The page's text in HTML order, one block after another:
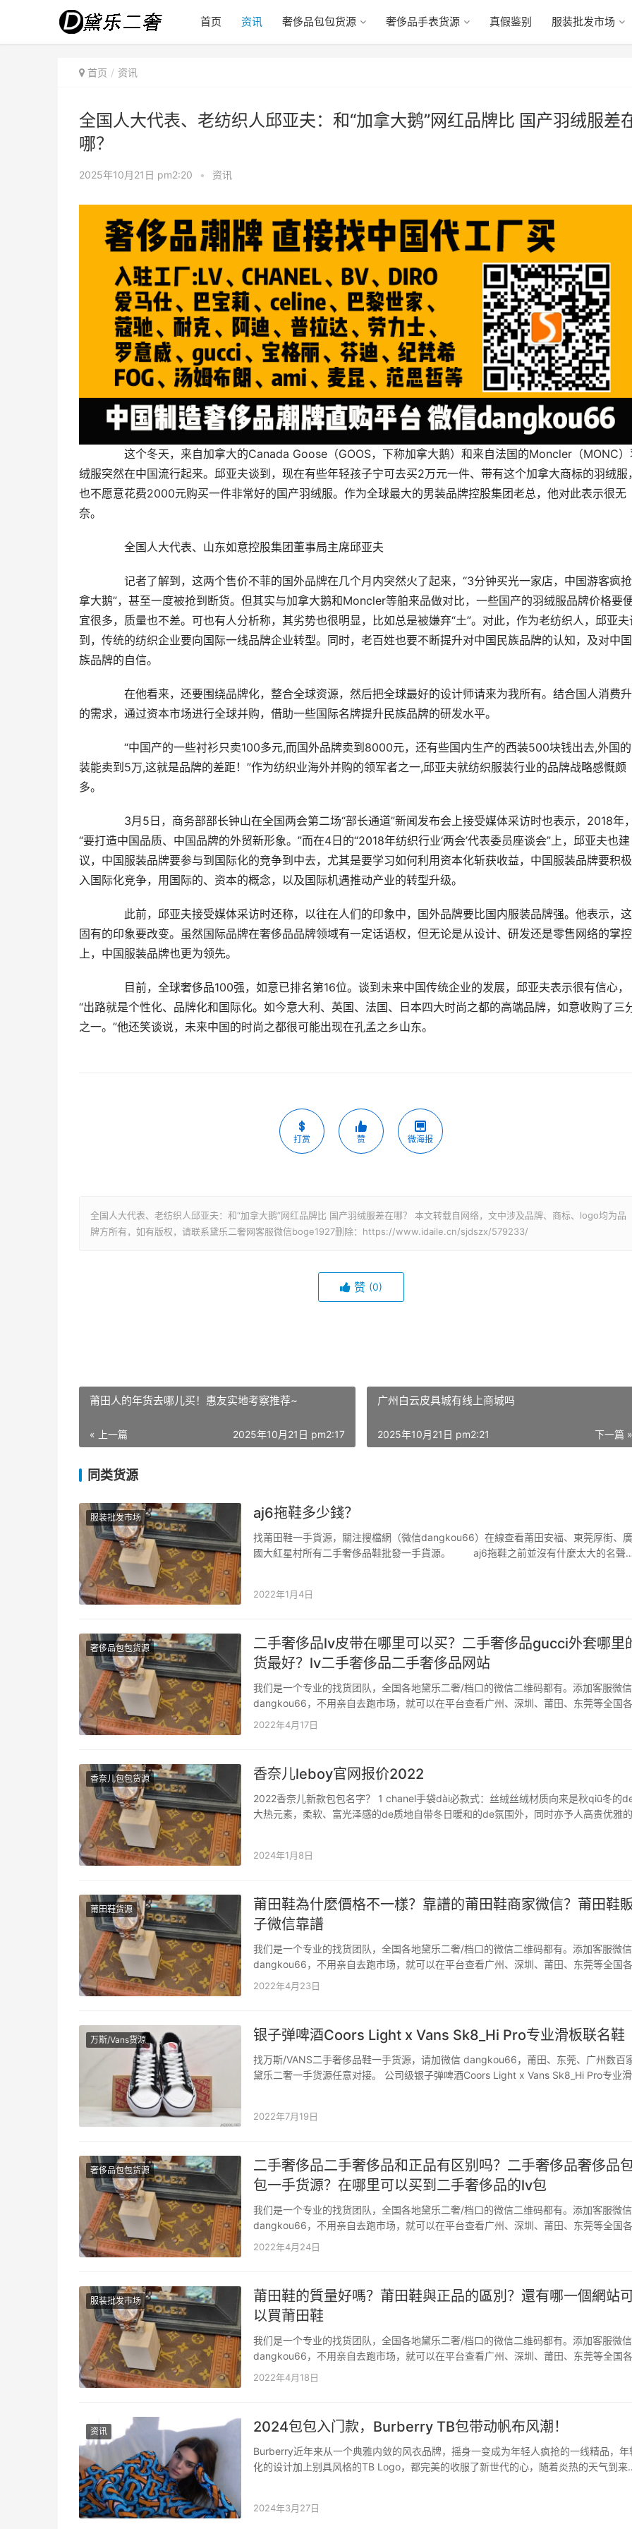
首页 资讯 奢侈品包包货源 奢侈品手表货源 真假鉴别 服装批发市场
首页 资讯
全国人大代表、老纺织人邱亚夫：和“加拿大鹅”网红品牌比 国产羽绒服差
哪？
2025年10月21日 pm2:20 • 资讯
这个冬天，来自加拿大的Canada Goose（GOOS，下称加拿大鹅）和来自法国的Moncler（MONC）
绒服突然在中国流行起来。邱亚夫谈到，现在有些年轻孩子宁可去买2万元一件、带有这个加拿大商标的羽绒服
也不愿意花费2000元购买一件非常好的国产羽绒服。作为全球最大的男装品牌控股集团老总，他对此表示很无
奈。
全国人大代表、山东如意控股集团董事局主席邱亚夫
记者了解到，这两个售价不菲的国外品牌在几个月内突然火了起来，“3分钟买光一家店，中国游客疯
拿大鹅”，甚至一度被抢到断货。但其实与加拿大鹅和Moncler等舶来品做对比，一些国产的羽绒服品牌价格要
宜很多，质量也不差。可也有人分析称，其劣势也很明显，比如总是被嫌弃“土”。对此，作为老纺织人，邱亚夫
到，传统的纺织企业要向国际一线品牌企业转型。同时，老百姓也要不断提升对中国民族品牌的认知，及对中
族品牌的自信。
在他看来，还要围绕品牌化，整合全球资源，然后把全球最好的设计师请来为我所有。结合国人消费
的需求，通过资本市场进行全球并购，借助一些国际名牌提升民族品牌的研发水平。
“中国产的一些衬衫只卖100多元,而国外品牌卖到8000元，还有些国内生产的西装500块钱出去,外国
装能卖到5万,这就是品牌的差距！”作为纺织业海外并购的领军者之一,邱亚夫就纺织服装行业的品牌战略感慨颇
多。
3月5日，商务部部长钟山在全国两会第二场“部长通道”新闻发布会上接受媒体采访时也表示，2018年
“要打造中国品质、中国品牌的外贸新形象。”而在4日的“2018年纺织行业‘两会’代表委员座谈会”上，邱亚夫也建
议，中国服装品牌要参与到国际化的竞争到中去，尤其是要学习如何利用资本化斩获收益，中国服装品牌要积
入国际化竞争，用国际的、资本的概念，以及国际机遇推动产业的转型升级。
此前，邱亚夫接受媒体采访时还称，以往在人们的印象中，国外品牌要比国内服装品牌强。他表示，
固有的印象要改变。虽然国际品牌在奢侈品品牌领域有一定话语权，但无论是从设计、研发还是零售网络的掌控
上，中国服装品牌也更为领先。
目前，全球奢侈品100强，如意已排名第16位。谈到未来中国传统企业的发展，邱亚夫表示很有信心，
“出路就是个性化、品牌化和国际化。如今意大利、英国、法国、日本四大时尚之都的高端品牌，如意收购了三
之一。”他还笑谈说，未来中国的时尚之都很可能出现在孔孟之乡山东。
打赏 赞 微海报
全国人大代表、老纺织人邱亚夫：和“加拿大鹅”网红品牌比 国产羽绒服差在哪？ 本文转载自网络，文中涉及品牌、商标、logo均为品
牌方所有，如有版权，请联系黛乐二奢网客服微信boge1927删除：https://www.idaile.cn/sjdszx/579233/
赞 (0)
莆田人的年货去哪儿买！惠友实地考察推荐~
« 上一篇 2025年10月21日 pm2:17
广州白云皮具城有线上商城吗
下一篇 »
2025年10月21日 pm2:21
同类货源
服装批发市场 aj6拖鞋多少錢？
找莆田鞋一手貨源，關注搜檔網（微信dangkou66）在線查看莆田安福、東莞厚街、
國大紅星村所有二手奢侈品鞋批發一手貨源。 aj6拖鞋之前並沒有什麼太大的名聲
2022年1月4日
奢侈品包包货源
二手奢侈品lv皮带在哪里可以买？二手奢侈品gucci外套哪里
货最好？lv二手奢侈品二手奢侈品网站
我们是一个专业的找货团队，全国各地黛乐二奢/档口的微信二维码都有。添加客服微信
dangkou66，不用亲自去跑市场，就可以在平台查看广州、深圳、莆田、东莞等全国
二手奢侈品包包、鞋子、衣服、手表的黛乐二奢一手货源，直接对接一手货源代发，一
2022年4月17日
香奈儿包包货源 香奈儿leboy官网报价2022
2022香奈儿新款包包名字？ 1 chanel手袋dài必款式：丝绒丝绒材质向来是秋qiū冬的
大热元素，柔软、富光泽感的de质地自带冬日暖和的de氛围外，同时亦予人高贵优雅的
2024年1月8日
莆田鞋货源
莆田鞋為什麼價格不一樣？靠譜的莆田鞋商家微信？莆田鞋
子微信靠譜
我们是一个专业的找货团队，全国各地黛乐二奢/档口的微信二维码都有。添加客服微信
dangkou66，不用亲自去跑市场，就可以在平台查看广州、深圳、莆田、东莞等全国
二手奢侈品包包、鞋子、衣服、手表的黛乐二奢一手货源，直接对接一手货源代发，一
2022年4月23日
万斯/Vans货源 银子弹啤酒Coors Light x Vans Sk8_Hi Pro专业滑板联名鞋
找万斯/VANS二手奢侈品鞋一手货源，请加微信 dangkou66，莆田、东莞、广州数百
黛乐二奢一手货源任意对接。 公司级银子弹啤酒Coors Light x Vans Sk8_Hi Pro专业
2022年7月19日
奢侈品包包货源
二手奢侈品二手奢侈品和正品有区别吗？二手奢侈品奢侈品
包一手货源？在哪里可以买到二手奢侈品的lv包
我们是一个专业的找货团队，全国各地黛乐二奢/档口的微信二维码都有。添加客服微信
dangkou66，不用亲自去跑市场，就可以在平台查看广州、深圳、莆田、东莞等全国
二手奢侈品包包、鞋子、衣服、手表的黛乐二奢一手货源，直接对接一手货源代发，一
2022年4月24日
服装批发市场
莆田鞋的質量好嗎？莆田鞋與正品的區別？還有哪一個網站
以買莆田鞋
我们是一个专业的找货团队，全国各地黛乐二奢/档口的微信二维码都有。添加客服微信
dangkou66，不用亲自去跑市场，就可以在平台查看广州、深圳、莆田、东莞等全国
二手奢侈品包包、鞋子、衣服、手表的黛乐二奢一手货源，直接对接一手货源代发，一
2022年4月18日
资讯 2024包包入门款，Burberry TB包带动帆布风潮！
Burberry近年来从一个典雅内敛的风衣品牌，摇身一变成为年轻人疯抢的一线精品，年
化的设计加上别具风格的TB Logo，都完美的收服了新世代的心，随着炎热的天气到来
2024年3月27日